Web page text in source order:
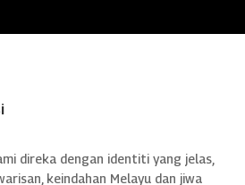
direka dengan identiti yang jelas,
keindahan Melayu dan jiwa